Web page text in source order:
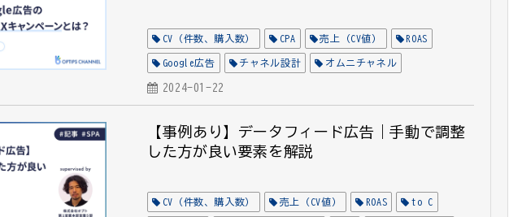
CV（件数、購入数） CPA 売上（CV値） ROAS
Google広告 チャネル設計 オムニチャネル
2024-01-22
【事例あり】データフィード広告｜手動で調整
した方が良い要素を解説
CV（件数、購入数） 売上（CV値） ROAS to C